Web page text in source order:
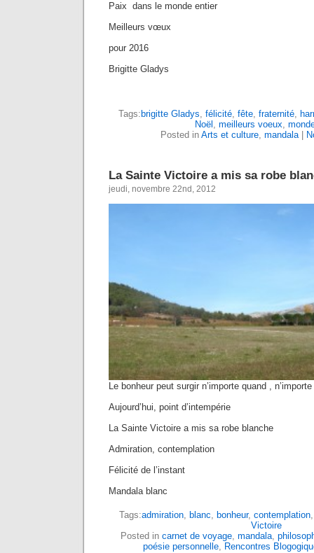
Paix dans le monde entier
Meilleurs vœux
pour 2016
Brigitte Gladys
Tags: brigitte Gladys, félicité, fête, fraternité,
Noël , meilleurs voeux,
Posted in Arts et culture, mandala|
La Sainte Victoire a mis sa robe
jeudi, novembre 22nd, 2012
Le bonheur peut surgir n’importe quand ,
Aujourd’hui, point d’intempérie
La Sainte Victoire a mis sa robe blanche
Admiration, contemplation
Félicité de l’instant
Mandala blanc
Tags:admiration, blanc, bonheur, contemplation
Victoire
Posted in carnet de voyage, mandala,
poésie personnelle, Rencontres